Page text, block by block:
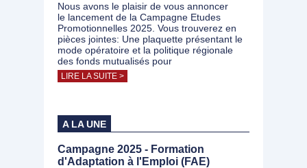
Nous avons le plaisir de vous annoncer
le lancement de la Campagne Etudes
Promotionnelles 2025. Vous trouverez en
pièces jointes: Une plaquette présentant le
mode opératoire et la politique régionale
des fonds mutualisés pour
LIRE LA SUITE >
A LA UNE
Campagne 2025 - Formation
d'Adaptation à l'Emploi (FAE)